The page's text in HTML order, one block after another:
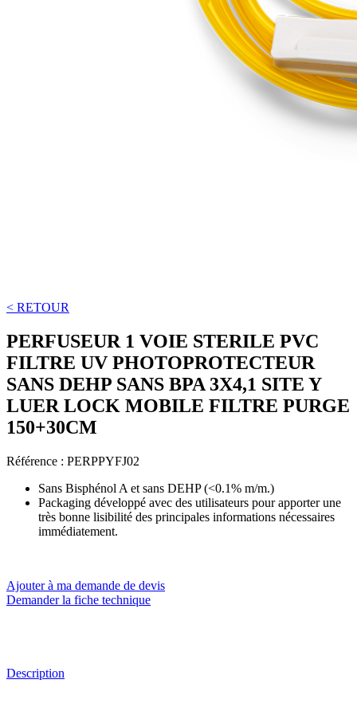
< RETOUR
PERFUSEUR 1 VOIE STERILE PVC
FILTRE UV PHOTOPROTECTEUR
SANS DEHP SANS BPA 3X4,1 SITE Y
LUER LOCK MOBILE FILTRE PURGE
150+30CM
Référence : PERPPYFJ02
Sans Bisphénol A et sans DEHP (<0.1% m/m.)
Packaging développé avec des utilisateurs pour apporter une
très bonne lisibilité des principales informations nécessaires
immédiatement.
Ajouter à ma demande de devis
Demander la fiche technique
Description